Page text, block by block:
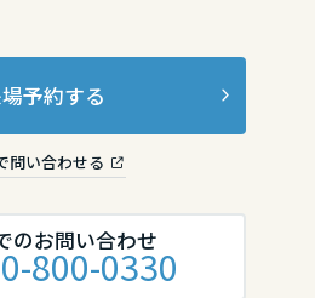
予約する
問い合わせる
のお問い合わせ
800-0330